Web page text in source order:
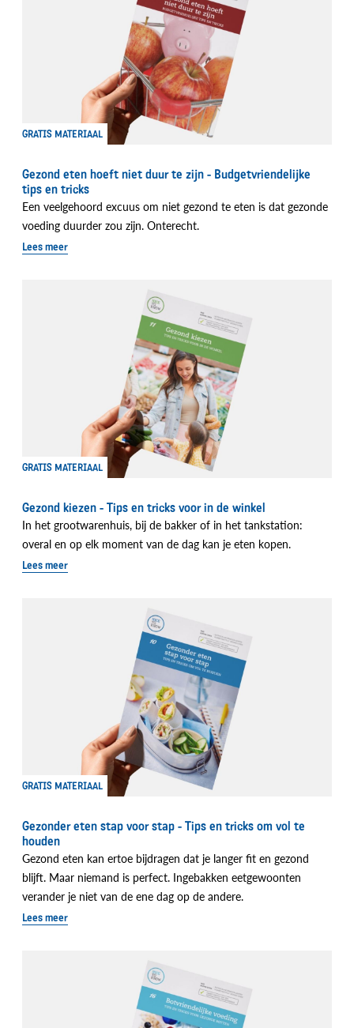
GRATIS MATERIAAL
Gezond eten hoeft niet duur te zijn - Budgetvriendelijke
tips en tricks
Een veelgehoord excuus om niet gezond te eten is dat gezonde
voeding duurder zou zijn. Onterecht.
Lees meer
GRATIS MATERIAAL
Gezond kiezen - Tips en tricks voor in de winkel
In het grootwarenhuis, bij de bakker of in het tankstation:
overal en op elk moment van de dag kan je eten kopen.
Lees meer
GRATIS MATERIAAL
Gezonder eten stap voor stap - Tips en tricks om vol te
houden
Gezond eten kan ertoe bijdragen dat je langer fit en gezond
blijft. Maar niemand is perfect. Ingebakken eetgewoonten
verander je niet van de ene dag op de andere.
Lees meer